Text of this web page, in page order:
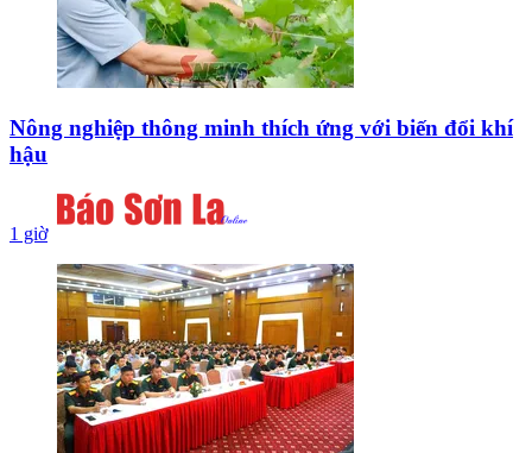
Nông nghiệp thông minh thích ứng với biến đổi khí
hậu
1 giờ